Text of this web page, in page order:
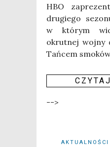
HBO
dru­gie­go
w któ­rym
okrut­nej woj­ny
Tań­cem
-->
AKTUALNOŚCI